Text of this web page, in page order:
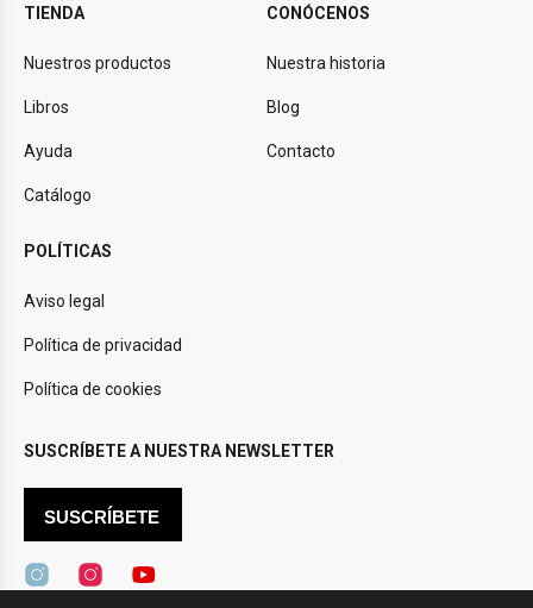
TIENDA
Nuestros productos
Libros
Ayuda
Catálogo
CONÓCENOS
Nuestra historia
Blog
Contacto
POLÍTICAS
Aviso legal
Política de privacidad
Política de cookies
SUSCRÍBETE A NUESTRA NEWSLETTER
SUSCRÍBETE